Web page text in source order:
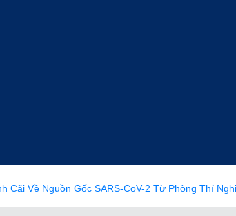
SARS-CoV-2 Từ Phòng Thí Nghiệm • FCC